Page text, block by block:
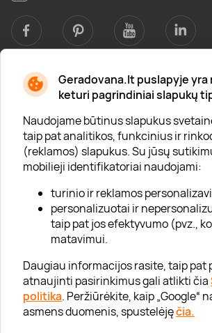
Geradovana.lt puslapyje yra
keturi pagrindiniai slapukų
Naudojame būtinus slapukus
taip pat analitikos, funkcinius ir
(reklamos) slapukus. Su jūsų
mobilieji identifikatoriai naudojami:
turinio ir reklamos
personalizuotai ir
taip pat jos efektyvumo (pvz.,
matavimui.
Daugiau informacijos rasite, taip pat
atnaujinti pasirinkimus gali atlikti čia
politika. Peržiūrėkite, kaip „Google“
asmens duomenis, spustelėjęčia.
Apie mus
Apie „Gera Dovana“
Lojalumo klubas
Karjera
Visi partneriai
Kontaktai
Tinklaraštis
Informacija